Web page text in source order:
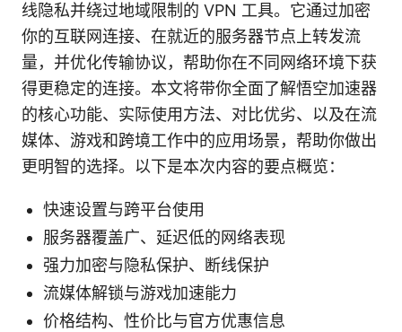
线隐私并绕过地域限制的 VPN 工具。它通过加密
你的互联网连接、在就近的服务器节点上转发流
量，并优化传输协议，帮助你在不同网络环境下获
得更稳定的连接。本文将带你全面了解悟空加速器
的核心功能、实际使用方法、对比优劣、以及在流
媒体、游戏和跨境工作中的应用场景，帮助你做出
更明智的选择。以下是本次内容的要点概览：
快速设置与跨平台使用
服务器覆盖广、延迟低的网络表现
强力加密与隐私保护、断线保护
流媒体解锁与游戏加速能力
价格结构、性价比与官方优惠信息